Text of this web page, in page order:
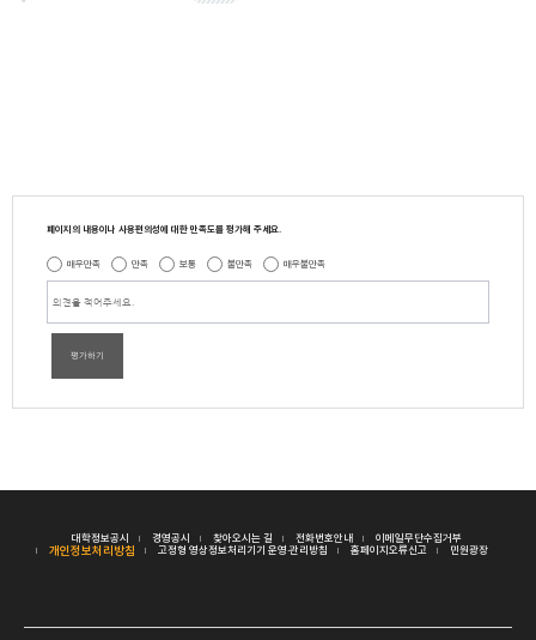
페이지의 내용이나 사용편의성에 대한 만족도를 평가해 주세요.
매우만족 만족 보통 불만족 매우불만족
평가하기
대학정보공시 경영공시 찾아오시는 길 전화번호안내 이메일무단수집거부
개인정보처리방침 고정형 영상정보처리기기 운영·관리방침 홈페이지오류신고 민원광장